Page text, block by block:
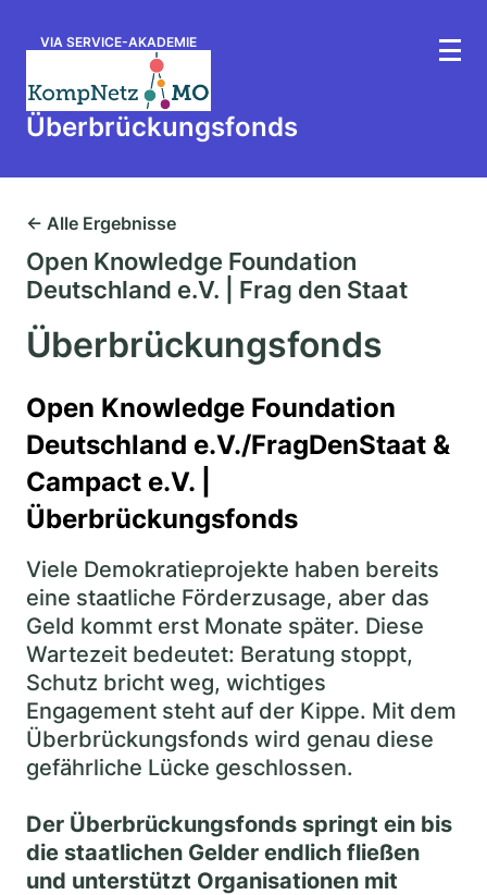
VIA SERVICE-AKADEMIE
Überbrückungsfonds
← Alle Ergebnisse
Open Knowledge Foundation
Deutschland e.V. | Frag den Staat
Überbrückungsfonds
Open Knowledge Foundation
Deutschland e.V./FragDenStaat &
Campact e.V. |
Überbrückungsfonds
Viele Demokratieprojekte haben bereits
eine staatliche Förderzusage, aber das
Geld kommt erst Monate später. Diese
Wartezeit bedeutet: Beratung stoppt,
Schutz bricht weg, wichtiges
Engagement steht auf der Kippe. Mit dem
Überbrückungsfonds wird genau diese
gefährliche Lücke geschlossen.
Der Überbrückungsfonds springt ein bis
die staatlichen Gelder endlich fließen
und unterstützt Organisationen mit